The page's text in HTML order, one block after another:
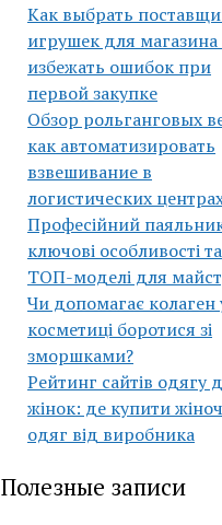
Как выбрать
игрушек для
избежать ошибок при
первой закупке
Обзор рольганговых
как автоматизировать
взвешивание в
логистических
Професійний
ключові особливості та
ТОП-моделі для
Чи допомагає колаген
косметиці боротися зі
зморшками?
Рейтинг сайтів одягу
жінок: де купити
одяг від виробника
Полезные записи